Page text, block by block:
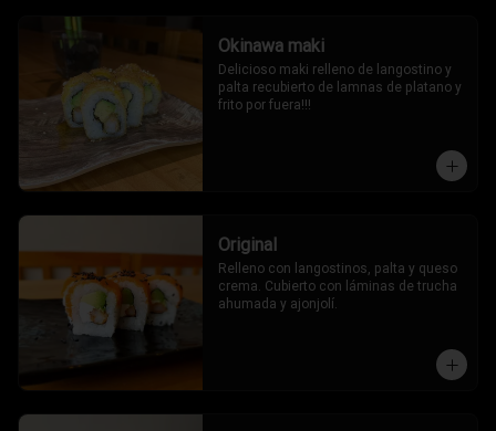
Okinawa maki
Delicioso maki relleno de langostino y
palta recubierto de lamnas de platano y
frito por fuera!!!
Original
Relleno con langostinos, palta y queso
crema. Cubierto con láminas de trucha
ahumada y ajonjolí.